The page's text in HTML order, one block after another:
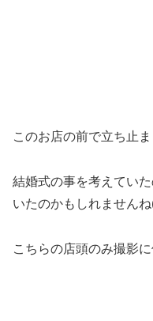
このお店の前で立ち止
結婚式の事を考えてい
いたのかもしれませんね
こちらの店頭のみ撮影